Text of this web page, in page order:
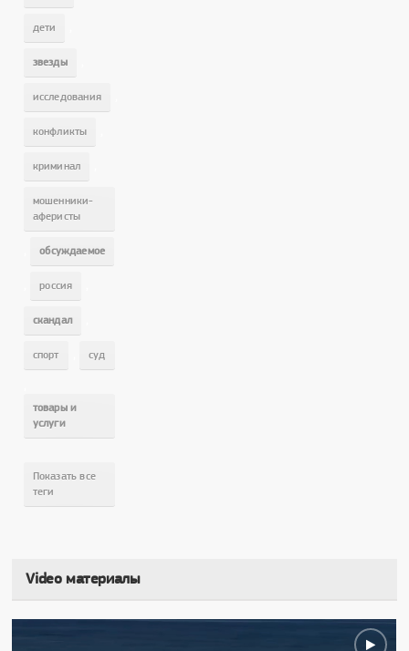
дети
звезды
исследования
конфликты
криминал
мошенники-
аферисты
обсуждаемое
россия
скандал
спорт суд
товары и
услуги
Показать все
теги
Video материалы